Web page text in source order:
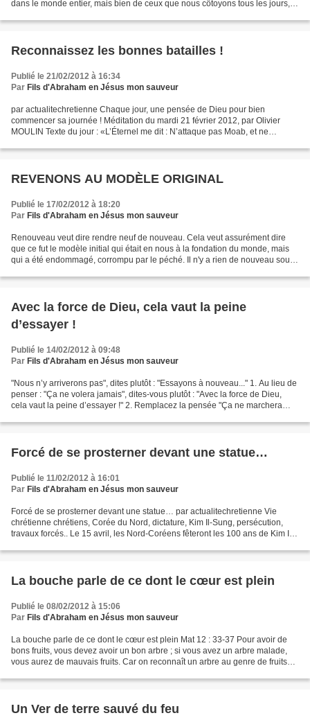
dans le monde entier, mais bien de ceux que nous côtoyons tous les jours,
Reconnaissez les bonnes batailles !
Publié le 21/02/2012 à 16:34
Par Fils d'Abraham en Jésus mon sauveur
par actualitechretienne Chaque jour, une pensée de Dieu pour bien
commencer sa journée ! Méditation du mardi 21 février 2012, par Olivier
MOULIN Texte du jour : «L’Éternel me dit : N’attaque pas Moab, et ne
REVENONS AU MODÈLE ORIGINAL
Publié le 17/02/2012 à 18:20
Par Fils d'Abraham en Jésus mon sauveur
Renouveau veut dire rendre neuf de nouveau. Cela veut assurément dire
que ce fut le modèle initial qui était en nous à la fondation du monde, mais
qui a été endommagé, corrompu par le péché. Il n'y a rien de nouveau sous
Avec la force de Dieu, cela vaut la peine
d’essayer !
Publié le 14/02/2012 à 09:48
Par Fils d'Abraham en Jésus mon sauveur
"Nous n’y arriverons pas", dites plutôt : "Essayons à nouveau..." 1. Au lieu de
penser : "Ça ne volera jamais", dites-vous plutôt : "Avec la force de Dieu,
cela vaut la peine d’essayer !" 2. Remplacez la pensée "Ça ne marchera
Forcé de se prosterner devant une statue…
Publié le 11/02/2012 à 16:01
Par Fils d'Abraham en Jésus mon sauveur
Forcé de se prosterner devant une statue… par actualitechretienne Vie
chrétienne chrétiens, Corée du Nord, dictature, Kim Il-Sung, persécution,
travaux forcés.. Le 15 avril, les Nord-Coréens fêteront les 100 ans de Kim Il-
La bouche parle de ce dont le cœur est plein
Publié le 08/02/2012 à 15:06
Par Fils d'Abraham en Jésus mon sauveur
La bouche parle de ce dont le cœur est plein Mat 12 : 33-37 Pour avoir de
bons fruits, vous devez avoir un bon arbre ; si vous avez un arbre malade,
vous aurez de mauvais fruits. Car on reconnaît un arbre au genre de fruits
Un Ver de terre sauvé du feu